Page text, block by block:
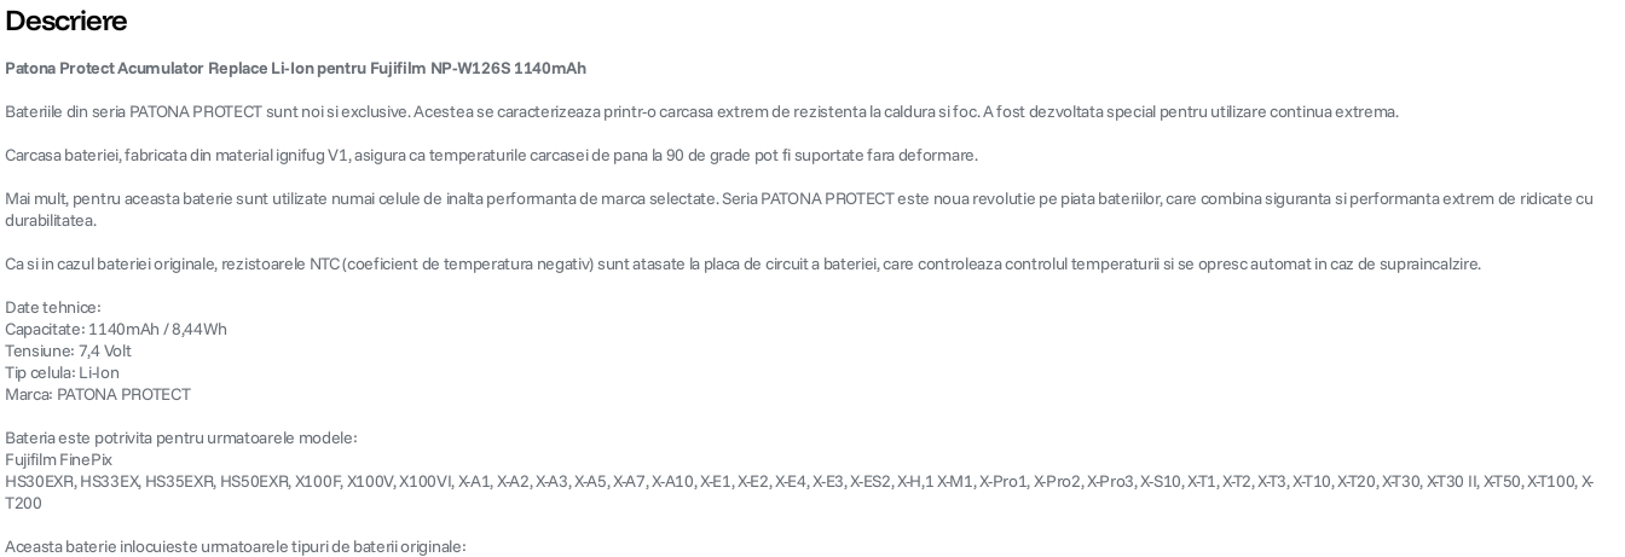
Descriere
Patona Protect Acumulator Replace Li-Ion pentru Fujifilm NP-W126S 1140mAh
Bateriile din seria PATONA PROTECT sunt noi si exclusive. Acestea se caracterizeaza printr-o carcasa extrem de rezistenta la caldura si foc. A fost dezvoltata special pentru utilizare continua extrema.
Carcasa bateriei, fabricata din material ignifug V1, asigura ca temperaturile carcasei de pana la 90 de grade pot fi suportate fara deformare.
Mai mult, pentru aceasta baterie sunt utilizate numai celule de inalta performanta de marca selectate. Seria PATONA PROTECT este noua revolutie pe piata bateriilor, care combina siguranta si performanta extrem de ridicate cu
durabilitatea.
Ca si in cazul bateriei originale, rezistoarele NTC (coeficient de temperatura negativ) sunt atasate la placa de circuit a bateriei, care controleaza controlul temperaturii si se opresc automat in caz de supraincalzire.
Date tehnice:
Capacitate: 1140mAh / 8,44Wh
Tensiune: 7,4 Volt
Tip celula: Li-Ion
Marca: PATONA PROTECT
Bateria este potrivita pentru urmatoarele modele:
Fujifilm FinePix
HS30EXR, HS33EX, HS35EXR, HS50EXR, X100F, X100V, X100VI, X-A1, X-A2, X-A3, X-A5, X-A7, X-A10, X-E1, X-E2, X-E4, X-E3, X-ES2, X-H,1 X-M1, X-Pro1, X-Pro2, X-Pro3, X-S10, X-T1, X-T2, X-T3, X-T10, X-T20, X-T30, X-T30 II, X-T50, X-T100, X-
T200
Aceasta baterie inlocuieste urmatoarele tipuri de baterii originale: